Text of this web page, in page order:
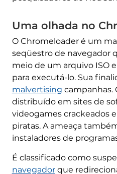
Uma olhada no
O Chromeloader é um
seqüestro de navegador
meio de um arquivo ISO
para executá-lo. Sua
malvertising campanhas.
distribuído em sites de
videogames crackeados
piratas. A ameaça
instaladores de
É classificado como
navegadorque